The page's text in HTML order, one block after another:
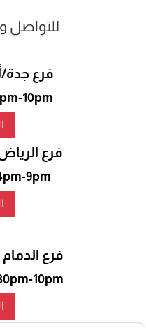
للتواصل
فرع
10pm
فرع
9pm
فرع
10pm